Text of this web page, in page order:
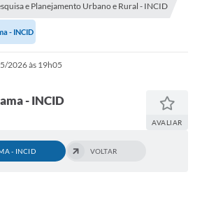
e Planejamento Urbano e Rural - INCID
- INCID
2026 às 19h05
- INCID
AVALIAR
- INCID VOLTAR